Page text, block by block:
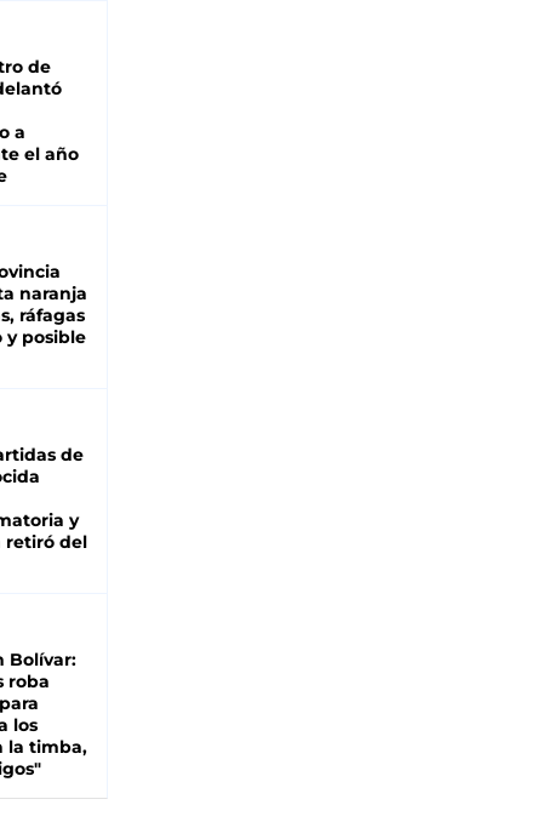
de
a
el año
naranja
ráfagas
y posible
de
y
retiró del
Bolívar:
roba
los
la timba,